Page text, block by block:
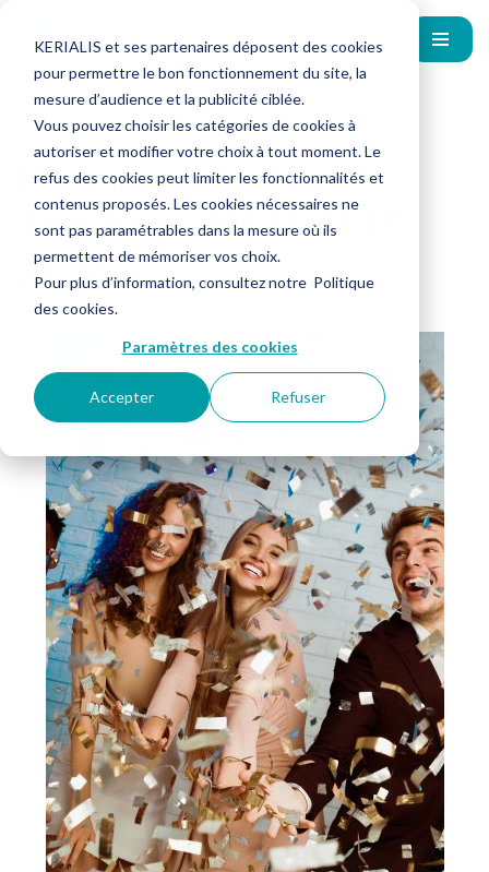
KERIALIS et ses partenaires déposent des cookies
pour permettre le bon fonctionnement du site, la
mesure d’audience et la publicité ciblée.
Vous pouvez choisir les catégories de cookies à
autoriser et modifier votre choix à tout moment. Le
refus des cookies peut limiter les fonctionnalités et
contenus proposés. Les cookies nécessaires ne
sont pas paramétrables dans la mesure où ils
permettent de mémoriser vos choix.
Pour plus d’information, consultez notre Politique
des cookies.
Paramètres des cookies
Accepter Refuser
Remise des Prix –
Trophées KERIALIS
2024